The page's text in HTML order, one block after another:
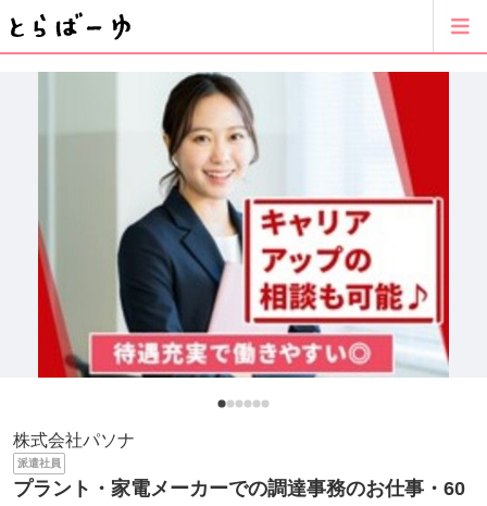
株式会社パソナ
派遣社員
プラント・家電メーカーでの調達事務のお仕事・60